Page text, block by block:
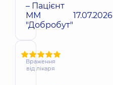
– Пацієнт
ММ
"Добробут"
17.07.2026
Враження
від лікаря